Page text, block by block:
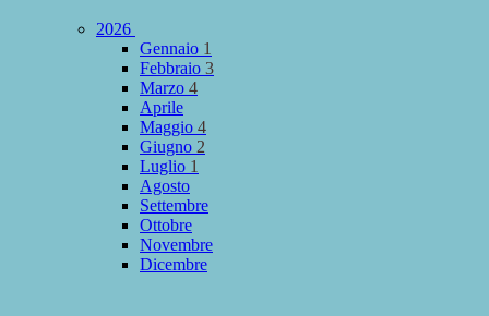
2026
Gennaio 1
Febbraio 3
Marzo 4
Aprile
Maggio 4
Giugno 2
Luglio 1
Agosto
Settembre
Ottobre
Novembre
Dicembre